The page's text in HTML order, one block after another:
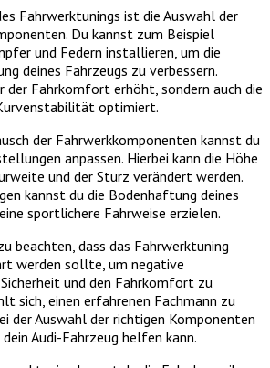
Fahrwerktunings ist die Auswahl der
Du kannst zum Beispiel
und Federn installieren, um die
deines Fahrzeugs zu verbessern.
der Fahrkomfort erhöht, sondern auch die
optimiert.
der Fahrwerkkomponenten kannst du
anpassen. Hierbei kann die Höhe
und der Sturz verändert werden.
kannst du die Bodenhaftung deines
sportlichere Fahrweise erzielen.
beachten, dass das Fahrwerktuning
werden sollte, um negative
und den Fahrkomfort zu
sich, einen erfahrenen Fachmann zu
der Auswahl der richtigen Komponenten
Audi-Fahrzeug helfen kann.